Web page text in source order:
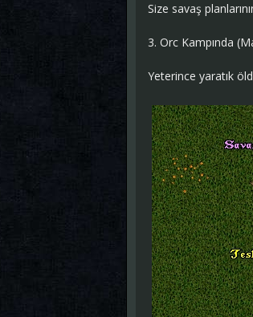
Size savaş
3. Orc Kampında
Yeterince yaratık